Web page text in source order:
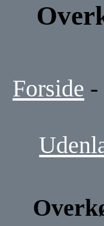
Forside -